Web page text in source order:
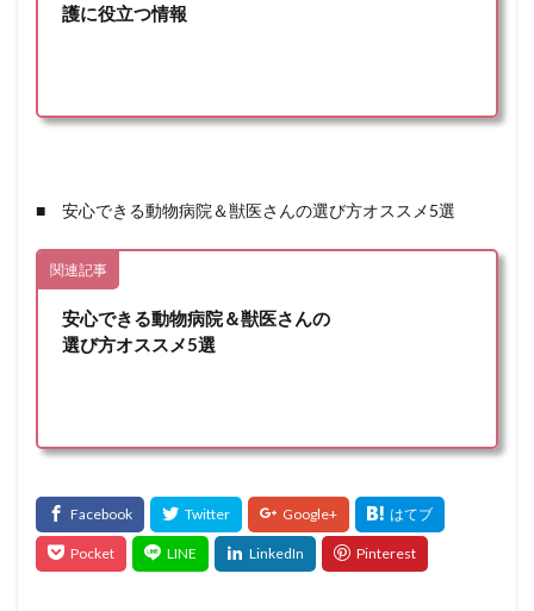
護に役立つ情報
■ 安心できる動物病院＆獣医さんの選び方オススメ5選
関連記事
安心できる動物病院＆獣医さんの
選び方オススメ5選